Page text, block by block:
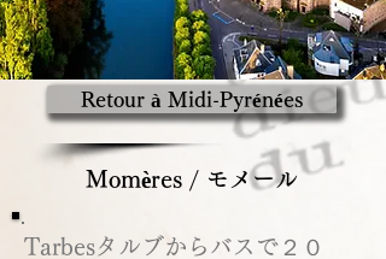
Retour à Midi-Pyrénées
Momères / モメール
Tarbesタルブからバスで２０